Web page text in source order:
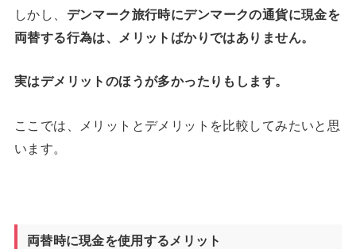
しかし、 デンマーク旅行時にデンマークの通貨に現金を
両替する行為は、メリットばかりではありません。
実はデメリットのほうが多かったりもします。
ここでは、メリットとデメリットを比較してみたいと思
います。
両替時に現金を使用するメリット